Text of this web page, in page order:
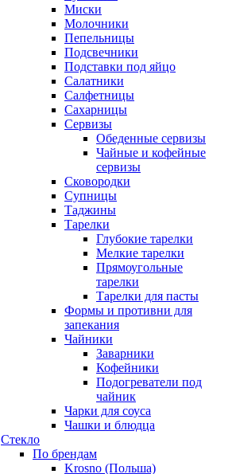
Миски
Молочники
Пепельницы
Подсвечники
Подставки под яйцо
Салатники
Салфетницы
Сахарницы
Сервизы
Обеденные сервизы
Чайные и кофейные
сервизы
Сковородки
Супницы
Таджины
Тарелки
Глубокие тарелки
Мелкие тарелки
Прямоугольные
тарелки
Тарелки для пасты
Формы и противни для
запекания
Чайники
Заварники
Кофейники
Подогреватели под
чайник
Чарки для соуса
Чашки и блюдца
Стекло
По брендам
Krosno (Польша)